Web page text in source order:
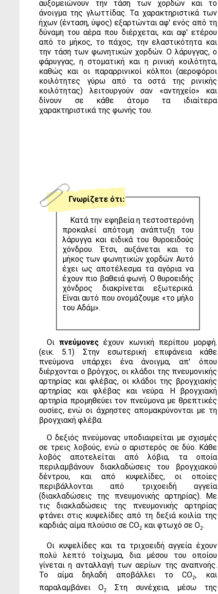
αυξομειώνουν την τάση των χορδών και το
άνοιγμα της γλωττίδας. Τα χαρακτηριστικά των
ήχων (ένταση, ύψος) εξαρτώνται αφ' ενός από τη
δύναμη του αέρα που διέρχεται, και αφ' ετέρου
από το μήκος, το πάχος, την ελαστικότητα και
την τάση των φωνητικών χορδών. Ο λάρυγγας, ο
φάρυγγας, η στοματική και η ρινική κοιλότητα,
καθώς και οι παραρρινικοί κόλποι (αεροφόροι
κοιλότητες γύρω από τα οστά της ρινικής
κοιλότητας) λειτουργούν σαν «αντηχείο» και
δίνουν σε κάθε άτομο τα ιδιαίτερα
χαρακτηριστικά της φωνής του.
Γνωρίζετε ότι:
Κατά την εφηβεία η τεστοστερόνη
προκαλεί απότομη ανάπτυξη του
λάρυγγα και ειδικά του θυροειδούς
χόνδρου. Έτσι, αυξάνεται και το
μήκος των φωνητικών χορδών. Αυτό
έχει ως αποτέλεσμα τα αγόρια να
έχουν πιο βαθειά φωνή. Ο θυροειδής
χόνδρος διακρίνεται εξωτερικά.
Είναι αυτό που ονομάζουμε «το μήλο
του Αδάμ».
Οι πνεύμονες έχουν κωνική περίπου μορφή.
(εικ. 5.1) Στην εσωτερική επιφάνεια κάθε
πνεύμονα υπάρχει ένα άνοιγμα, απ' όπου
διέρχονται ο βρόγχος, οι κλάδοι της πνευμονικής
αρτηρίας και φλέβας, οι κλάδοι της βρογχιακής
αρτηρίας και φλέβας και νεύρα. Η βρογχιακή
αρτηρία προμηθεύει τον πνεύμονα με θρεπτικές
ουσίες, ενώ οι άχρηστες απομακρύνονται με τη
βρογχιακή φλέβα.
Ο δεξιός πνεύμονας υποδιαιρείται με σχισμές
σε τρεις λοβούς, ενώ ο αριστερός σε δύο. Κάθε
λοβός αποτελείται από λόβια, τα οποία
περιλαμβάνουν διακλαδώσεις του βρογχιακού
δέντρου, και από κυψελίδες, οι οποίες
περιβάλλονται από τριχοειδή αγγεία
(διακλαδώσεις της πνευμονικής αρτηρίας). Με
τις διακλαδώσεις της πνευμονικής αρτηρίας
φτάνει στις κυψελίδες από τη δεξιά κοιλία της
καρδιάς αίμα πλούσιο σε CΟ2 και φτωχό σε Ο2.
Οι κυψελίδες και τα τριχοειδή αγγεία έχουν
πολύ λεπτό τοίχωμα, δια μέσου του οποίου
γίνεται η ανταλλαγή των αερίων της αναπνοής.
Το αίμα δηλαδή αποβάλλει το CΟ2, και
παραλαμβάνει Ο2
Στη συνέχεια, μέσω της